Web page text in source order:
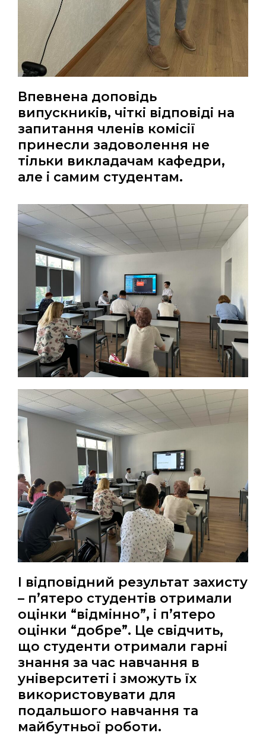
Впевнена доповідь
випускників, чіткі відповіді на
запитання членів комісії
принесли задоволення не
тільки викладачам кафедри,
але і самим студентам.
І відповідний результат захисту
– п’ятеро студентів отримали
оцінки “відмінно”, і п’ятеро
оцінки “добре”. Це свідчить,
що студенти отримали гарні
знання за час навчання в
університеті і зможуть їх
використовувати для
подальшого навчання та
майбутньої роботи.